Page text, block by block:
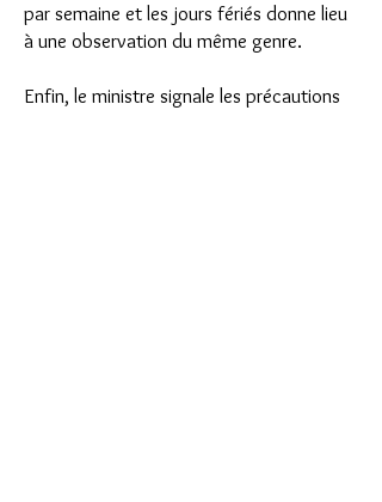
par semaine et les jours fériés donne lieu
à une observation du même genre.
Enfin, le ministre signale les précautions